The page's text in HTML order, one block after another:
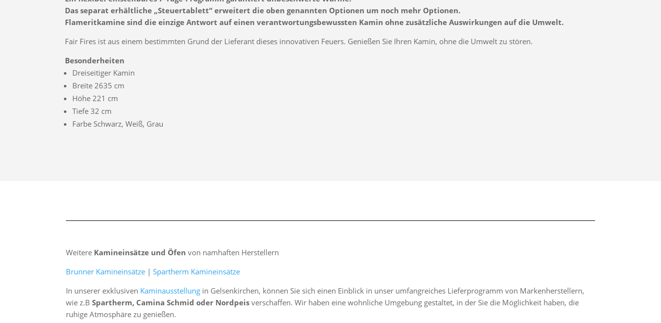
Das separat erhältliche „Steuertablett“ erweitert die oben genannten Optionen um noch mehr Optionen.
Flameritkamine sind die einzige Antwort auf einen verantwortungsbewussten Kamin ohne zusätzliche Auswirkungen auf die Umwelt.
Fair Fires ist aus einem bestimmten Grund der Lieferant dieses innovativen Feuers. Genießen Sie Ihren Kamin, ohne die Umwelt zu stören.
Besonderheiten
Dreiseitiger Kamin
Breite 2635 cm
Höhe 221 cm
Tiefe 32 cm
Farbe Schwarz, Weiß, Grau
Weitere Kamineinsätze und Öfen von namhaften Herstellern
Brunner Kamineinsätze |Spartherm Kamineinsätze
In unserer exklusiven Kaminausstellung in Gelsenkirchen, können Sie sich einen Einblick in unser umfangreiches Lieferprogramm von Markenherstellern,
wie z.BSpartherm, Camina Schmid oder Nordpeis verschaffen. Wir haben eine wohnliche Umgebung gestaltet, in der Sie die Möglichkeit haben, die
ruhige Atmosphäre zu genießen.